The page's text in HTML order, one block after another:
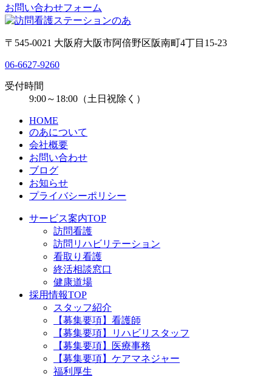
お問い合わせフォーム
〒545-0021 大阪府大阪市阿倍野区阪南町4丁目15-23
06-6627-9260
受付時間
9:00～18:00（土日祝除く）
HOME
のあについて
会社概要
お問い合わせ
ブログ
お知らせ
プライバシーポリシー
サービス案内TOP
訪問看護
訪問リハビリテーション
看取り看護
終活相談窓口
健康道場
採用情報TOP
スタッフ紹介
【募集要項】看護師
【募集要項】リハビリスタッフ
【募集要項】医療事務
【募集要項】ケアマネジャー
福利厚生